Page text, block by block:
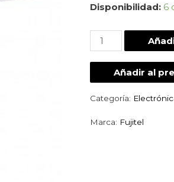
Disponibilidad: 6
Añadir al
Categoría:
Marca: Fujitel